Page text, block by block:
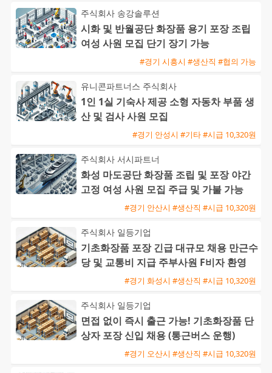
주식회사 송강솔루션
시화 및 반월공단 화장품 용기 포장 조립
여성 사원 모집 단기 장기 가능
#경기 시흥시 #생산직 #협의 가능
유니콘파트너스 주식회사
1인 1실 기숙사 제공 소형 자동차 부품 생
산 및 검사 사원 모집
#경기 안성시 #기타 #시급 10,320원
주식회사 서시파트너
화성 마도공단 화장품 조립 및 포장 야간
고정 여성 사원 모집 주급 및 가불 가능
#경기 안산시 #생산직 #시급 10,320원
주식회사 일등기업
기초화장품 포장 긴급 대규모 채용 만근수
당 및 교통비 지급 주부사원 F비자 환영
#경기 화성시 #생산직 #시급 10,320원
주식회사 일등기업
면접 없이 즉시 출근 가능! 기초화장품 단
상자 포장 신입 채용 (통근버스 운행)
#경기 오산시 #생산직 #시급 10,320원